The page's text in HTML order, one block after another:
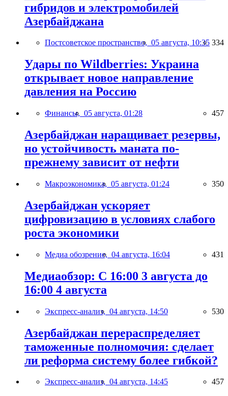
гибридов и электромобилей
Азербайджана
Постсоветское пространство, 05 августа, 10:35 334
Удары по Wildberries: Украина
открывает новое направление
давления на Россию
Финансы, 05 августа, 01:28 457
Азербайджан наращивает резервы,
но устойчивость маната по-
прежнему зависит от нефти
Макроэкономика, 05 августа, 01:24 350
Азербайджан ускоряет
цифровизацию в условиях слабого
роста экономики
Медиа обозрение, 04 августа, 16:04 431
Медиаобзор: С 16:00 3 августа до
16:00 4 августа
Экспресс-анализ, 04 августа, 14:50 530
Азербайджан перераспределяет
таможенные полномочия: сделает
ли реформа систему более гибкой?
Экспресс-анализ, 04 августа, 14:45 457